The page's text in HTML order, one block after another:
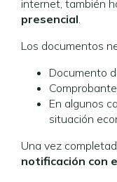
internet, también
presencial.
Los documentos
Documento
En algunos
situación
Una vez
notificación con